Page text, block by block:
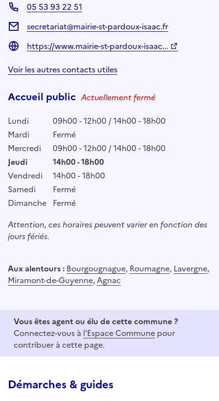
05 53 93 22 51
secretariat@mairie-st-pardoux-isaac.fr
https://www.mairie-st-pardoux-isaac...
Voir les autres contacts utiles
Accueil public Actuellement fermé
Lundi
09h00 - 12h00 / 14h00 - 18h00
Mardi
Fermé
Mercredi
09h00 - 12h00 / 14h00 - 18h00
Jeudi
14h00 - 18h00
Vendredi
14h00 - 18h00
Samedi
Fermé
Dimanche Fermé
Attention, ces horaires peuvent varier en fonction des
jours fériés.
Aux alentours : Bourgougnague, Roumagne, Lavergne,
Miramont-de-Guyenne,Agnac
Vous êtes agent ou élu de cette commune ?
Connectez-vous à l'Espace Commune pour
contribuer à cette page.
Démarches & guides